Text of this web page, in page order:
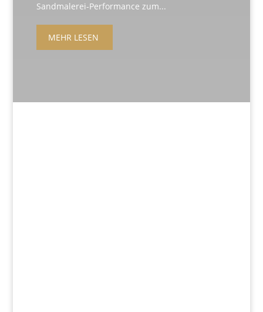
Sandmalerei-Performance zum...
MEHR LESEN